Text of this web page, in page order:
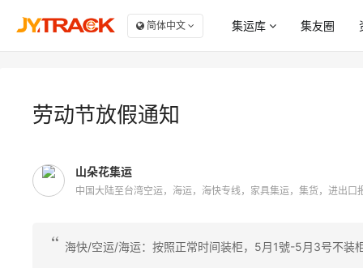
简体中文 集运库 集友圈
劳动节放假通知
山朵花集运
中国大陆至台湾空运，海运，海快专线，家具集运，集货，进出口
海快/空运/海运：按照正常时间装柜，5月1號-5月3号不装